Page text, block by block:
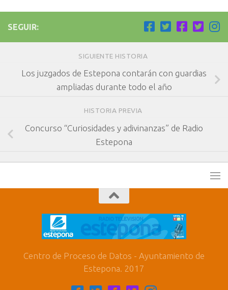
SEGUIR:
SIGUIENTE HISTORIA
Los juzgados de Estepona contarán con guardias
ampliadas durante todo el año
HISTORIA PREVIA
Concurso “Curiosidades y adivinanzas” de Radio
Estepona
Centro de Proceso de Datos - Ayuntamiento de
Estepona. 2017